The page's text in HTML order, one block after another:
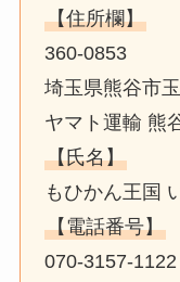
【住所欄】
360-0853
埼玉県熊谷市
ヤマト運輸 熊
【氏名】
もひかん王国
【電話番号】
070-3157-1122